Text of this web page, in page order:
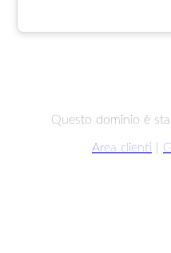
Questo dominio è
Area clienti